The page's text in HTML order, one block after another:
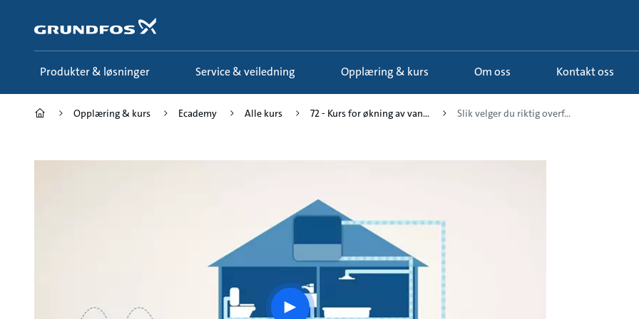
hovedinnhold
Produkter & løsninger Service & veiledning Opplæring & kurs Om oss Kontakt oss
Opplæring & kurs Ecademy Alle kurs 72 - Kurs for økning av van... Slik velger du riktig overf...
Play